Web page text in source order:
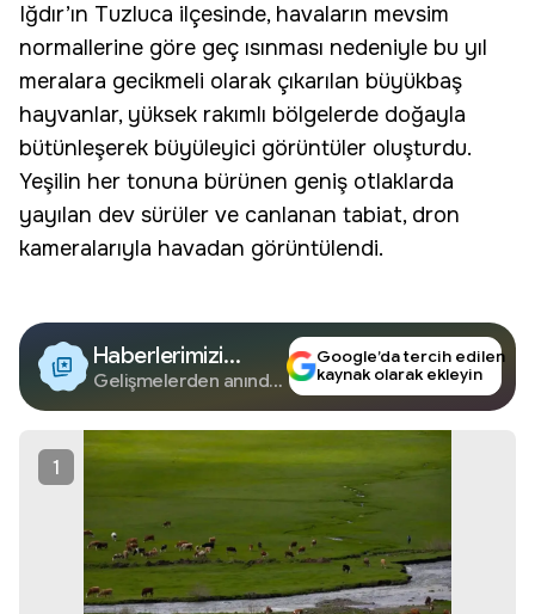
Iğdır’ın Tuzluca ilçesinde, havaların mevsim
normallerine göre geç ısınması nedeniyle bu yıl
meralara gecikmeli olarak çıkarılan büyükbaş
hayvanlar, yüksek rakımlı bölgelerde doğayla
bütünleşerek büyüleyici görüntüler oluşturdu.
Yeşilin her tonuna bürünen geniş otlaklarda
yayılan dev sürüler ve canlanan tabiat, dron
kameralarıyla havadan görüntülendi.
Haberlerimizi
Google'da Takip
Edin
Gelişmelerden anında
Google’da tercih edilen
kaynak olarak ekleyin
1